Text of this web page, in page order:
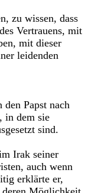
zu wissen, dass
Vertrauens, mit
mit dieser
leidenden
den Papst nach
in dem sie
sind.
Irak seiner
auch wenn
erklärte er,